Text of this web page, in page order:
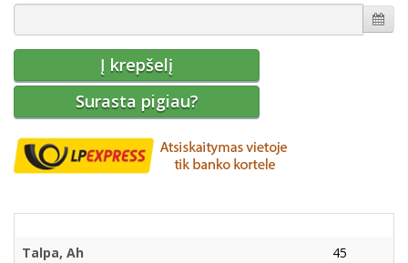
Į krepšelį
Surasta pigiau?
Talpa, Ah
45